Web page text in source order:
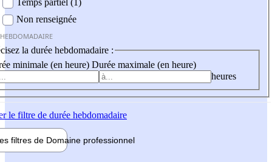
Temps partiel (1)
Non renseignée
la durée hebdomadaire :
minimale (en heure) Durée maximale (en heure)
heures
le filtre de durée hebdomadaire
filtres de Domaine professionnel